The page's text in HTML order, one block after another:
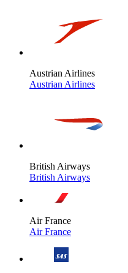
Austrian Airlines
Austrian Airlines
British Airways
British Airways
Air France
Air France